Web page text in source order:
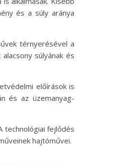
és a súly aránya
térnyerésével a
súlyának és
előírások is
és az üzemanyag-
technológiai fejlődés
hajtóművei.